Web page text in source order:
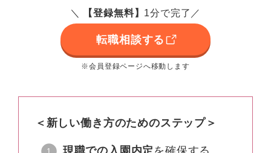
＼ 【登録無料】 1分で完了／
転職相談する
※会員登録ページへ移動します
＜新しい働き方のためのステップ＞
現職での入園内定 を確保する